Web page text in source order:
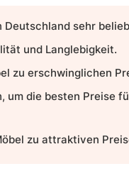
Deutschland sehr
und Langlebigkeit.
zu erschwinglichen
um die besten Preise
zu attraktiven